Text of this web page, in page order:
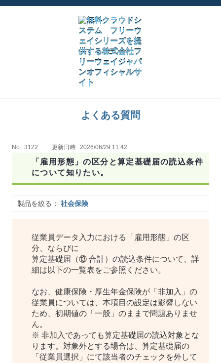
よくある質問
No : 3122 更新日時 : 2026/06/29 11:42
「雇用形態」の区分と算定基礎届の読込条件
について知りたい。
製品を絞る： 社会保険
従業員データ入力における「雇用形態」の区
分、ならびに
算定基礎届（⑬ 合計）の読込条件について、詳
細は以下の一覧表をご参照ください。
なお、健康保険・厚生年金保険が「非加入」の
従業員については、本項目の設定は影響しない
ため、初期値の「一般」のままで問題ありませ
ん。
※ 非加入であっても算定基礎届の読込対象とな
ります。対象外とする場合は、算定基礎届の
「従業員選択」にて該当者のチェックを外して